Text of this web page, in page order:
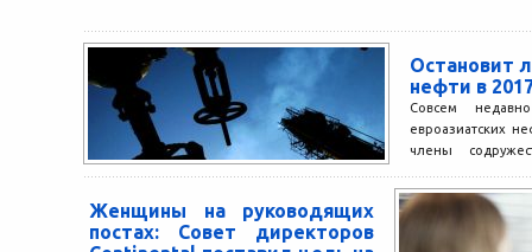
Остановит
нефти в
Совсем
евроазиатских
члены
будущем
Женщины на руководящих
постах: Совет директоров